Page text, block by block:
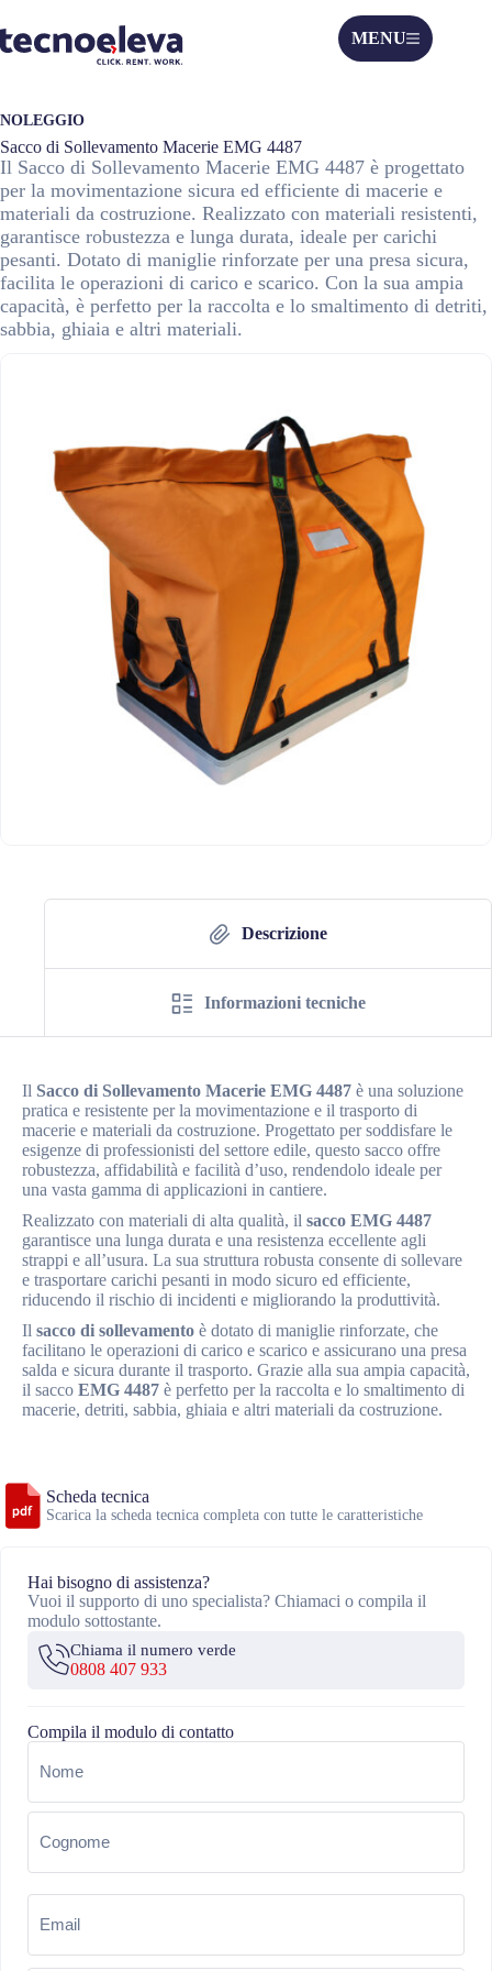
MENU
NOLEGGIO
Sacco di Sollevamento Macerie EMG 4487
Il Sacco di Sollevamento Macerie EMG 4487 è progettato
per la movimentazione sicura ed efficiente di macerie e
materiali da costruzione. Realizzato con materiali resistenti,
garantisce robustezza e lunga durata, ideale per carichi
pesanti. Dotato di maniglie rinforzate per una presa sicura,
facilita le operazioni di carico e scarico. Con la sua ampia
capacità, è perfetto per la raccolta e lo smaltimento di detriti,
sabbia, ghiaia e altri materiali.
Descrizione
Informazioni tecniche
Il Sacco di Sollevamento Macerie EMG 4487 è una soluzione
pratica e resistente per la movimentazione e il trasporto di
macerie e materiali da costruzione. Progettato per soddisfare le
esigenze di professionisti del settore edile, questo sacco offre
robustezza, affidabilità e facilità d’uso, rendendolo ideale per
una vasta gamma di applicazioni in cantiere.
Realizzato con materiali di alta qualità, il sacco EMG 4487
garantisce una lunga durata e una resistenza eccellente agli
strappi e all’usura. La sua struttura robusta consente di sollevare
e trasportare carichi pesanti in modo sicuro ed efficiente,
riducendo il rischio di incidenti e migliorando la produttività.
Il sacco di sollevamento è dotato di maniglie rinforzate, che
facilitano le operazioni di carico e scarico e assicurano una presa
salda e sicura durante il trasporto. Grazie alla sua ampia capacità,
il sacco EMG 4487 è perfetto per la raccolta e lo smaltimento di
macerie, detriti, sabbia, ghiaia e altri materiali da costruzione.
Scheda tecnica
Scarica la scheda tecnica completa con tutte le caratteristiche
Hai bisogno di assistenza?
Vuoi il supporto di uno specialista? Chiamaci o compila il
modulo sottostante.
Chiama il numero verde
0808 407 933
Compila il modulo di contatto
Nome
Email